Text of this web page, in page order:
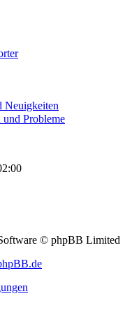
Probleme
© phpBB Limited